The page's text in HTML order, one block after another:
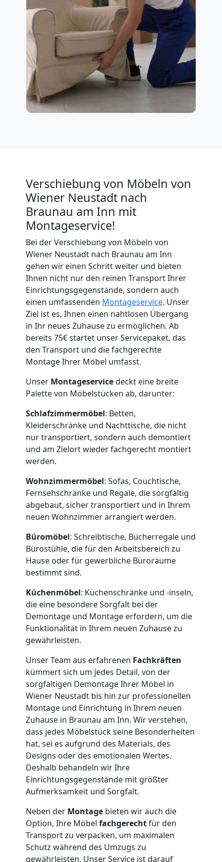
Verschiebung von Möbeln von
Wiener Neustadt nach
Braunau am Inn mit
Montageservice!
Bei der Verschiebung von Möbeln von
Wiener Neustadt nach Braunau am Inn
gehen wir einen Schritt weiter und bieten
Ihnen nicht nur den reinen Transport Ihrer
Einrichtungsgegenstände, sondern auch
einen umfassenden Montageservice. Unser
Ziel ist es, Ihnen einen nahtlosen Übergang
in Ihr neues Zuhause zu ermöglichen. Ab
bereits 75€ startet unser Servicepaket, das
den Transport und die fachgerechte
Montage Ihrer Möbel umfasst.
Unser Montageservicedeckt eine breite
Palette von Möbelstücken ab, darunter:
Schlafzimmermöbel: Betten,
Kleiderschränke und Nachttische, die nicht
nur transportiert, sondern auch demontiert
und am Zielort wieder fachgerecht montiert
werden.
Wohnzimmermöbel: Sofas, Couchtische,
Fernsehschränke und Regale, die sorgfältig
abgebaut, sicher transportiert und in Ihrem
neuen Wohnzimmer arrangiert werden.
Büromöbel: Schreibtische, Bücherregale und
Bürostühle, die für den Arbeitsbereich zu
Hause oder für gewerbliche Büroräume
bestimmt sind.
Küchenmöbel: Küchenschränke und -inseln,
die eine besondere Sorgfalt bei der
Demontage und Montage erfordern, um die
Funktionalität in Ihrem neuen Zuhause zu
gewährleisten.
Unser Team aus erfahrenen Fachkräften
kümmert sich um jedes Detail, von der
sorgfältigen Demontage Ihrer Möbel in
Wiener Neustadt bis hin zur professionellen
Montage und Einrichtung in Ihrem neuen
Zuhause in Braunau am Inn. Wir verstehen,
dass jedes Möbelstück seine Besonderheiten
hat, sei es aufgrund des Materials, des
Designs oder des emotionalen Wertes.
Deshalb behandeln wir Ihre
Einrichtungsgegenstände mit größter
Aufmerksamkeit und Sorgfalt.
Neben der Montage bieten wir auch die
Option, Ihre Möbel fachgerechtfür den
Transport zu verpacken, um maximalen
Schutz während des Umzugs zu
gewährleisten. Unser Service ist darauf
Umzugshelfer
Wiener
Neustadt
Möbeltaxi
Wiener
Neustadt
Kleintransport
Wiener
Neustadt
Möbelmontage
Wiener
Neustadt
Möbeltransport